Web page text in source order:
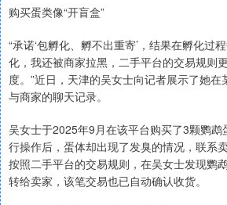
购买蛋类像“开盲盒”
“承诺‘包孵化、孵不出重寄’，结果在孵化过
化，我还被商家拉黑，二手平台的交易规则
度。”近日，天津的吴女士向记者展示了她
与商家的聊天记录。
吴女士于2025年9月在该平台购买了3颗鹦
行操作后，蛋体却出现了发臭的情况，联系
按照二手平台的交易规则，在吴女士发现鹦
转给卖家，该笔交易也已自动确认收货。